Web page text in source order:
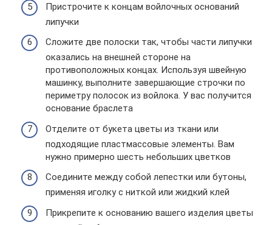
Пристрочите к концам войлочных оснований
липучки
Сложите две полоски так, чтобы части липучки
оказались на внешней стороне на
противоположных концах. Используя швейную
машинку, выполните завершающие строчки по
периметру полосок из войлока. У вас получится
основание браслета
Отделите от букета цветы из ткани или
подходящие пластмассовые элементы. Вам
нужно примерно шесть небольших цветков
Соедините между собой лепестки или бутоны,
применяя иголку с ниткой или жидкий клей
Прикрепите к основанию вашего изделия цветы